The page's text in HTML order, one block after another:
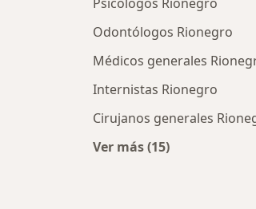
Odontólogos Rionegro
Médicos generales
Internistas Rionegro
Cirujanos generales
Ver más (15)